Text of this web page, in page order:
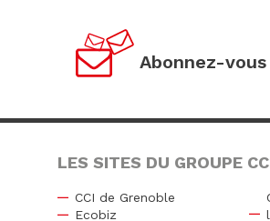
Abonnez-
LES SITES DU GROUPE
CCI de Grenoble
Ecobiz